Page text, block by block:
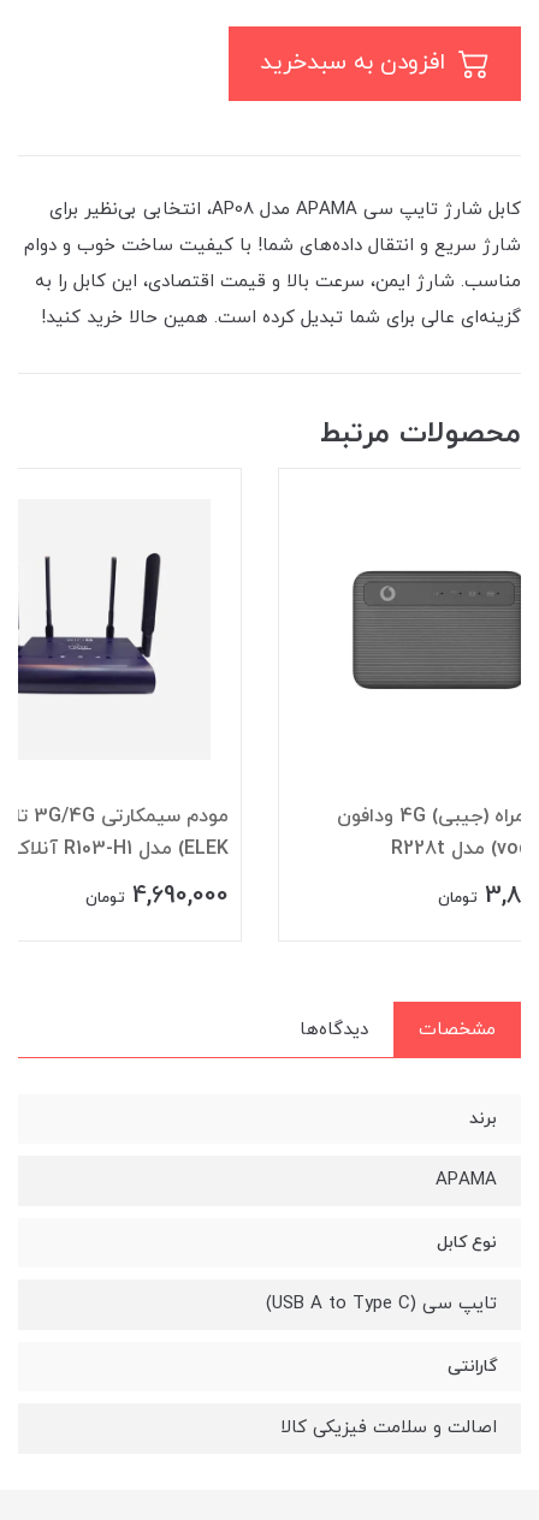
​​​​کابل شارژ تایپ سی APAMA مدل AP08، انتخابی بی‌نظیر برای
شارژ سریع و انتقال داده‌های شما! با کیفیت ساخت خوب و دوام
مناسب. شارژ ایمن، سرعت بالا و قیمت اقتصادی، این کابل را به
گزینه‌ای عالی برای شما تبدیل کرده است. همین حالا خرید کنید!
محصولات مرتبط
ELEK) مدل R103-H1 آنلاک
4,690,000
NZT77-UX400
7,500,000
مشخصات دیدگاه‌ها
برند
APAMA
نوع کابل
تایپ سی (USB A to Type C)
گارانتی
اصالت و سلامت فیزیکی کالا